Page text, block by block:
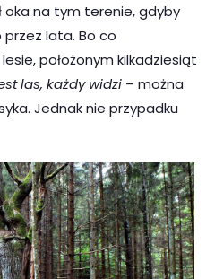
oka na tym terenie, gdyby
przez lata. Bo co
położonym kilkadziesiąt
las, każdy widzi – można
Jednak nie przypadku